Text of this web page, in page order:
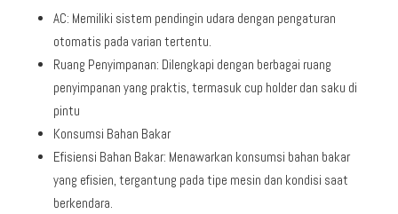
AC: Memiliki sistem pendingin udara dengan pengaturan
otomatis pada varian tertentu.
Ruang Penyimpanan: Dilengkapi dengan berbagai ruang
penyimpanan yang praktis, termasuk cup holder dan saku di
pintu
Konsumsi Bahan Bakar
Efisiensi Bahan Bakar: Menawarkan konsumsi bahan bakar
yang efisien, tergantung pada tipe mesin dan kondisi saat
berkendara.